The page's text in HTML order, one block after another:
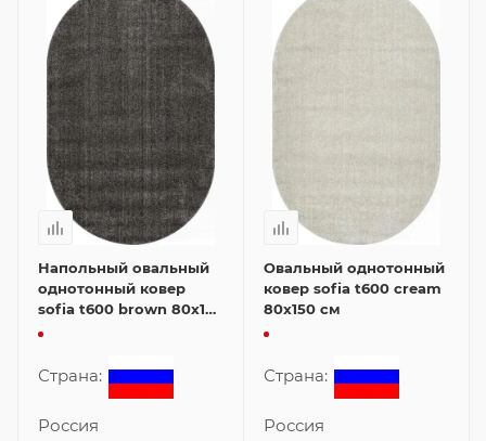
Напольный овальный
однотонный ковер
sofia t600 brown 80x150
см
Страна:
Россия
Овальный однотонный
ковер sofia t600 cream
80x150 см
Страна:
Россия